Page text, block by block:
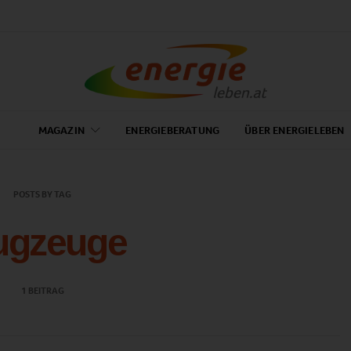
MAGAZIN ENERGIEBERATUNG ÜBER ENERGIELEBEN
POSTS BY TAG
1 BEITRAG